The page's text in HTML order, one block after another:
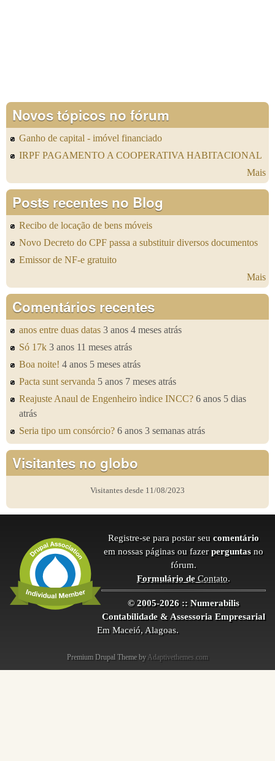
Novos tópicos no fórum
Ganho de capital - imóvel financiado
IRPF PAGAMENTO A COOPERATIVA HABITACIONAL
Mais
Posts recentes no Blog
Recibo de locação de bens móveis
Novo Decreto do CPF passa a substituir diversos documentos
Emissor de NF-e gratuito
Mais
Comentários recentes
anos entre duas datas 3 anos 4 meses atrás
Só 17k 3 anos 11 meses atrás
Boa noite! 4 anos 5 meses atrás
Pacta sunt servanda 5 anos 7 meses atrás
Reajuste Anaul de Engenheiro ìndice INCC? 6 anos 5 dias
atrás
Seria tipo um consórcio? 6 anos 3 semanas atrás
Visitantes no globo
Visitantes desde 11/08/2023
Registre-se para postar seu comentário
em nossas páginas ou fazer perguntas no
fórum.
Formulário deContato.
© 2005-2026 :: Numerabilis
Contabilidade & Assessoria Empresarial
Em Maceió, Alagoas.
Premium Drupal Theme by Adaptivethemes.com